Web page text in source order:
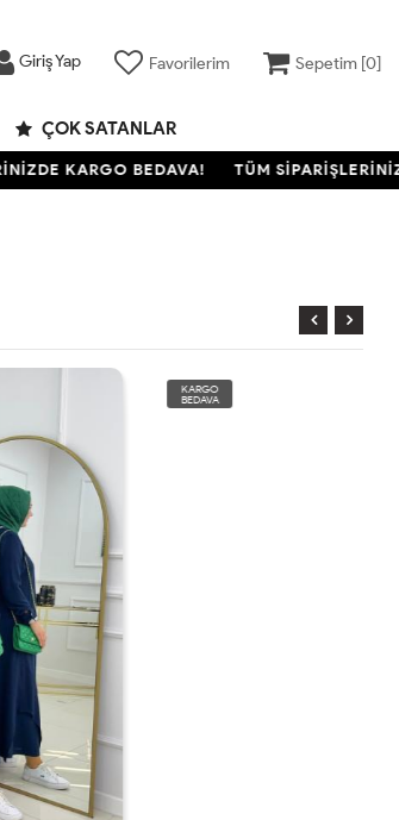
Giriş Yap Favorilerim Sepetim [0]
ÇOK SATANLAR
KARGO BEDAVA! TÜM